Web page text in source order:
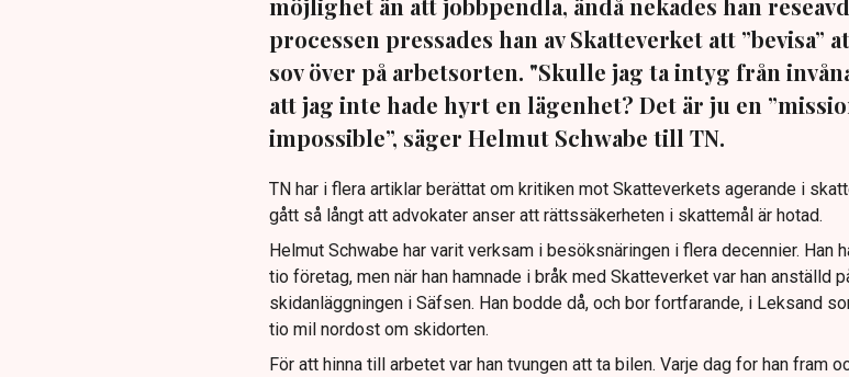
möjlighet än att jobbpendla, ändå nekades han
processen pressades han av Skatteverket att ”bevisa”
sov över på arbetsorten. "Skulle jag ta intyg från
att jag inte hade hyrt en lägenhet? Det är ju en
impossible”, säger Helmut Schwabe till TN.
TN har i flera artiklar berättat om kritiken mot Skatteverkets agerande i
gått så långt att advokater anser att rättssäkerheten i skattemål är hotad.
Helmut Schwabe har varit verksam i besöksnäringen i flera decennier. Han
tio företag, men när han hamnade i bråk med Skatteverket var han anställd
skidanläggningen i Säfsen. Han bodde då, och bor fortfarande, i Leksand
tio mil nordost om skidorten.
För att hinna till arbetet var han tvungen att ta bilen. Varje dag for han fram